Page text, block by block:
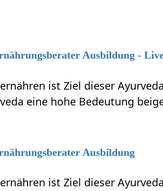
Ausbildung -
ist Ziel dieser
eine hohe Bedeutung
Ausbildung
ist Ziel dieser